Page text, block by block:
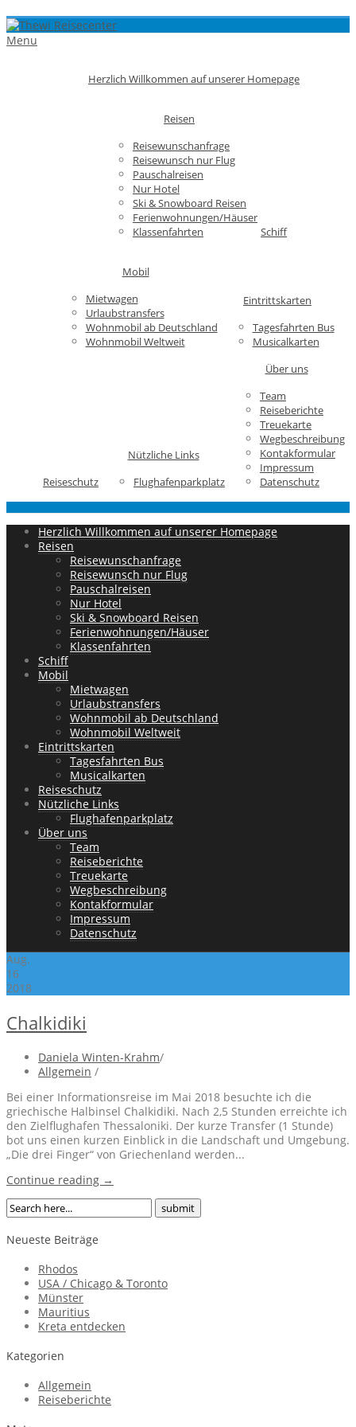
Menu
Herzlich Willkommen auf unserer Homepage
Reisen
Reisewunschanfrage
Reisewunsch nur Flug
Pauschalreisen
Nur Hotel
Ski & Snowboard Reisen
Ferienwohnungen/Häuser
Klassenfahrten
Schiff
Mobil
Mietwagen
Urlaubstransfers
Wohnmobil ab Deutschland
Wohnmobil Weltweit
Eintrittskarten
Tagesfahrten Bus
Musicalkarten
Reiseschutz
Nützliche Links
Flughafenparkplatz
Über uns
Team
Reiseberichte
Treuekarte
Wegbeschreibung
Kontakformular
Impressum
Datenschutz
Herzlich Willkommen auf unserer Homepage
Reisen
Reisewunschanfrage
Reisewunsch nur Flug
Pauschalreisen
Nur Hotel
Ski & Snowboard Reisen
Ferienwohnungen/Häuser
Klassenfahrten
Schiff
Mobil
Mietwagen
Urlaubstransfers
Wohnmobil ab Deutschland
Wohnmobil Weltweit
Eintrittskarten
Tagesfahrten Bus
Musicalkarten
Reiseschutz
Nützliche Links
Flughafenparkplatz
Über uns
Team
Reiseberichte
Treuekarte
Wegbeschreibung
Kontakformular
Impressum
Datenschutz
Aug.
16
2018
Chalkidiki
Daniela Winten-Krahm/
Allgemein /
Bei einer Informationsreise im Mai 2018 besuchte ich die
griechische Halbinsel Chalkidiki. Nach 2,5 Stunden erreichte ich
den Zielflughafen Thessaloniki. Der kurze Transfer (1 Stunde)
bot uns einen kurzen Einblick in die Landschaft und Umgebung.
„Die drei Finger“ von Griechenland werden...
Continue reading →
Neueste Beiträge
Rhodos
USA / Chicago & Toronto
Münster
Mauritius
Kreta entdecken
Kategorien
Allgemein
Reiseberichte